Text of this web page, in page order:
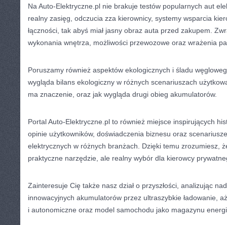
Na Auto-Elektryczne.pl nie brakuje testów popularnych aut
realny zasięg, odczucia zza kierownicy, systemy wsparcia
łączności, tak abyś miał jasny obraz auta przed zakupem.
wykonania wnętrza, możliwości przewozowe oraz wrażenia
Poruszamy również aspektów ekologicznych i śladu
wygląda bilans ekologiczny w różnych scenariuszach
ma znaczenie, oraz jak wygląda drugi obieg akumulatorów.
Portal Auto-Elektryczne.pl to również miejsce inspirujących
opinie użytkowników, doświadczenia biznesu oraz
elektrycznych w różnych branżach. Dzięki temu zrozumiesz,
praktyczne narzędzie, ale realny wybór dla kierowcy
Zainteresuje Cię także nasz dział o przyszłości, analizując
innowacyjnych akumulatorów przez ultraszybkie ładowanie,
i autonomiczne oraz model samochodu jako magazynu